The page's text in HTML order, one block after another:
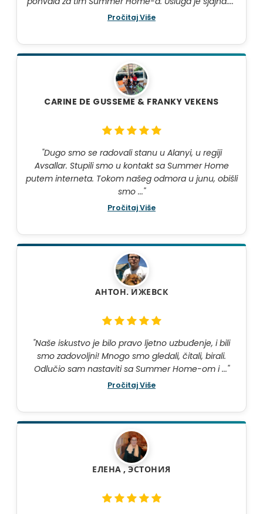
Pročitaj Više
CARINE DE GUSSEME & FRANKY VEKENS
"Dugo smo se radovali stanu u Alanyi, u regiji
Avsallar. Stupili smo u kontakt sa Summer Home
putem interneta. Tokom našeg odmora u junu, obišli
smo ..."
Pročitaj Više
АНТОН. ИЖЕВСК
"Naše iskustvo je bilo pravo ljetno uzbuđenje, i bili
smo zadovoljni! Mnogo smo gledali, čitali, birali.
Odlučio sam nastaviti sa Summer Home-om i ..."
Pročitaj Više
ЕЛЕНА , ЭСТОНИЯ